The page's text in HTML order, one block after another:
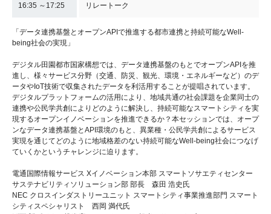
16:35 ～17:25 リレートーク
「データ連携基盤とオープンAPIで推進する都市連携と持続可能なWell-
being社会の実現」
デジタル田園都市国家構想では、データ連携基盤のもとでオープンAPIを推
進し、様々サービス分野（交通、防災、観光、環境・エネルギーなど）のデ
ータやIoT技術で収集されたデータを利活用することが提唱されています。
デジタルプラットフォームの活用により、地域共通の社会課題を企業同士の
連携や公民学共創によりどのように解決し、持続可能なスマートシティを実
現するオープンイノベーションを推進できるか？本セッションでは、オープ
ンなデータ連携基盤とAPI環境のもと、異業種・公民学共創によるサービス
実現を通じてどのように地域格差のない持続可能なWell-being社会につなげ
ていくかというチャレンジに迫ります。
電通国際情報サービス Xイノベーション本部 スマートソサエティセンター
サステナビリティソリューション部 部長 森田 浩史氏
NEC クロスインダストリーユニット スマートシティ事業推進部門 スマート
シティスペシャリスト 西岡 満代氏